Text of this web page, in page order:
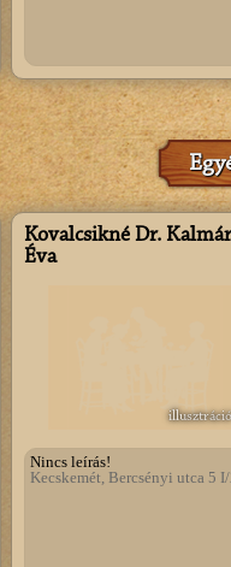
Kovalcsikné Dr. Kalmár
Éva
illusztráció
Nincs leírás!
Kecskemét, Bercsényi utca 5